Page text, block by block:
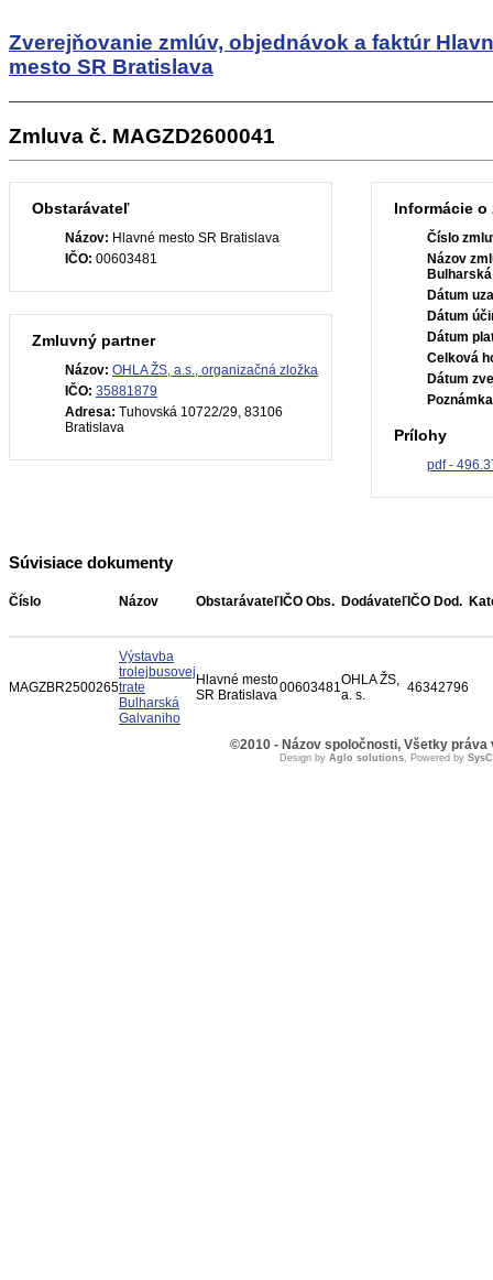
Zverejňovanie zmlúv, objednávok a faktúr
mesto SR Bratislava
Zmluva č. MAGZD2600041
Obstarávateľ
Názov: Hlavné mesto SR Bratislava
IČO: 00603481
Zmluvný partner
Názov: OHLA ŽS, a.s., organizačná zložka
IČO: 35881879
Adresa: Tuhovská 10722/29, 83106
Bratislava
Informácie o
Číslo
Názov
Dátum
Dátum
Dátum
Celková
Dátum
Prílohy
pdf -
Súvisiace dokumenty
Číslo Názov Obstarávateľ IČO Obs. Dodávateľ IČO Dod.
MAGZBR2500265
Výstavba
trolejbusovej
trate
Bulharská
Galvaniho
Hlavné mesto
SR Bratislava00603481OHLA ŽS,
a. s.
46342796
©2010 - Názov spoločnosti, Všetky práva
Design by Aglo solutions, Powered by